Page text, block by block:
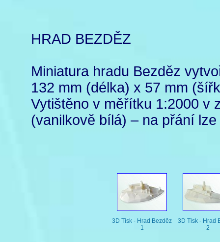
HRAD BEZDĚZ
Miniatura hradu Bezděz
132 mm (délka) x 57 mm
Vytištěno v měřítku 1:2000 v
(vanilkově bílá) – na přání
3D Tisk - Hrad Bezděz
1
3D Tisk - Hrad
2